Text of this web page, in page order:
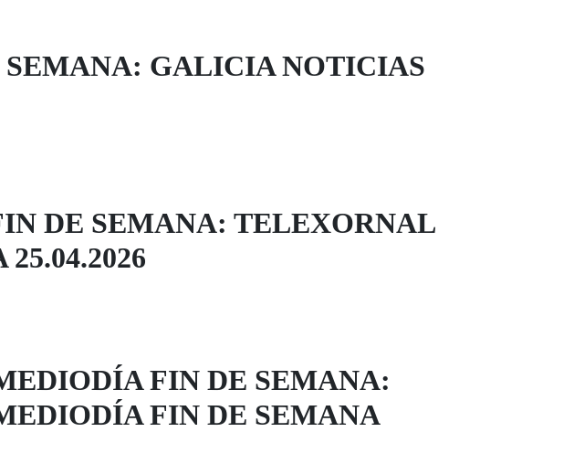
GALICIA NOTICIAS
DE SEMANA: TELEXORNAL
FIN DE SEMANA:
FIN DE SEMANA